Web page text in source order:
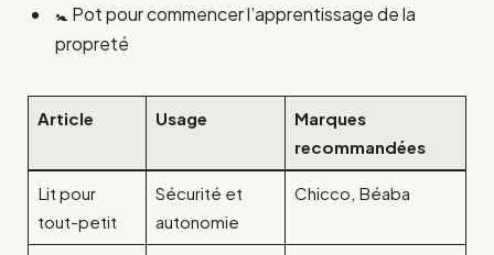
🚼 Pot pour commencer l’apprentissage de la
propreté
Article Usage
Marques
recommandées
Lit pour
tout-petit
Sécurité et
autonomie
Chicco, Béaba